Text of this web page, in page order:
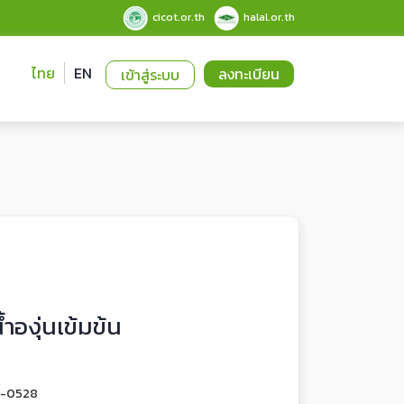
cicot.or.th halal.or.th
เข้าสู่ระบบ ลงทะเบียน
ไทย EN
องุ่นเข้มข้น
0528